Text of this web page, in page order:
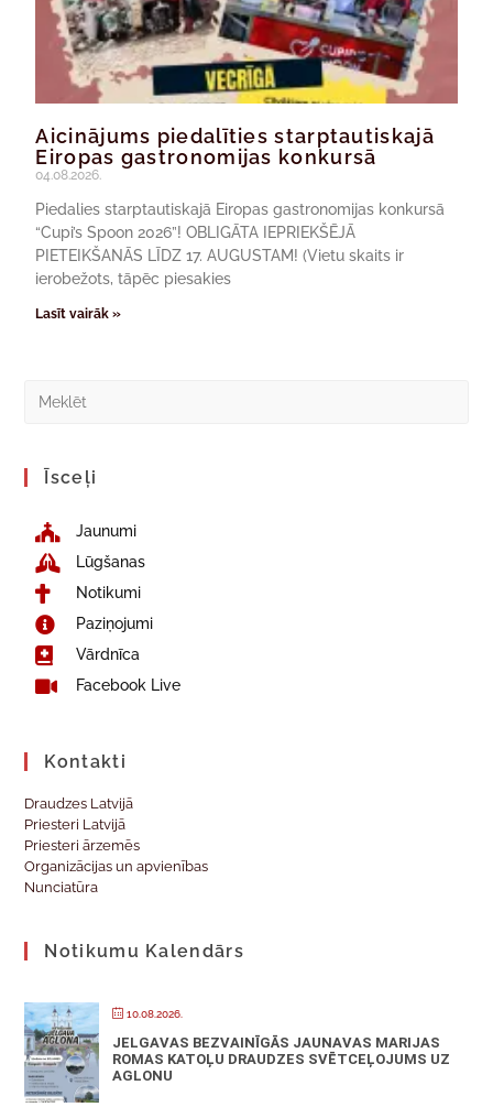
Aicinājums piedalīties starptautiskajā
Eiropas gastronomijas konkursā
04.08.2026.
Piedalies starptautiskajā Eiropas gastronomijas konkursā
“Cupi’s Spoon 2026”! OBLIGĀTA IEPRIEKŠĒJĀ
PIETEIKŠANĀS LĪDZ 17. AUGUSTAM! (Vietu skaits ir
ierobežots, tāpēc piesakies
Lasīt vairāk »
Īsceļi
Jaunumi
Lūgšanas
Notikumi
Paziņojumi
Vārdnīca
Facebook Live
Kontakti
Draudzes Latvijā
Priesteri Latvijā
Priesteri ārzemēs
Organizācijas un apvienības
Nunciatūra
Notikumu Kalendārs
10.08.2026.
JELGAVAS BEZVAINĪGĀS JAUNAVAS MARIJAS
ROMAS KATOĻU DRAUDZES SVĒTCEĻOJUMS UZ
AGLONU